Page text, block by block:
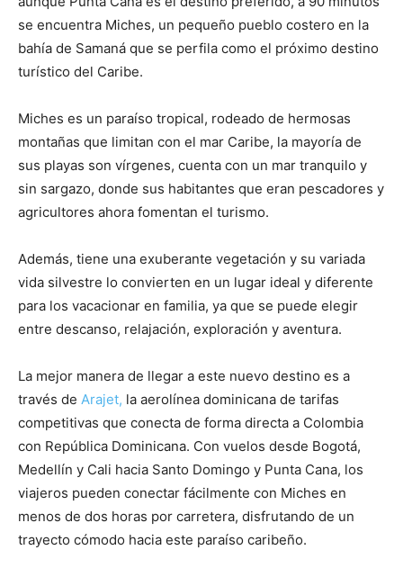
se encuentra Miches, un pequeño pueblo costero en la
bahía de Samaná que se perfila como el próximo destino
turístico del Caribe.
Miches es un paraíso tropical, rodeado de hermosas
montañas que limitan con el mar Caribe, la mayoría de
sus playas son vírgenes, cuenta con un mar tranquilo y
sin sargazo, donde sus habitantes que eran pescadores y
agricultores ahora fomentan el turismo.
Además, tiene una exuberante vegetación y su variada
vida silvestre lo convierten en un lugar ideal y diferente
para los vacacionar en familia, ya que se puede elegir
entre descanso, relajación, exploración y aventura.
La mejor manera de llegar a este nuevo destino es a
través de Arajet, la aerolínea dominicana de tarifas
competitivas que conecta de forma directa a Colombia
con República Dominicana. Con vuelos desde Bogotá,
Medellín y Cali hacia Santo Domingo y Punta Cana, los
viajeros pueden conectar fácilmente con Miches en
menos de dos horas por carretera, disfrutando de un
trayecto cómodo hacia este paraíso caribeño.